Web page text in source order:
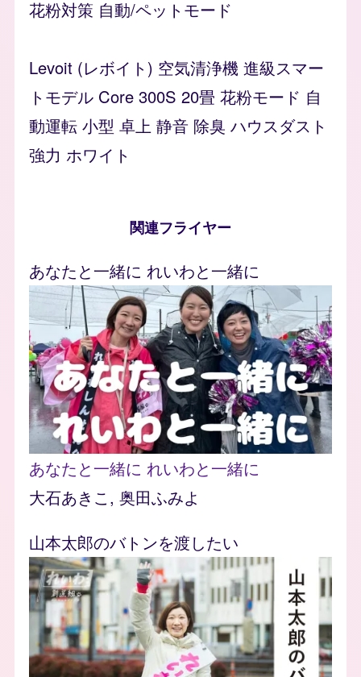
花粉対策 自動/ペットモード
Levoit (レボイト) 空気清浄機 進級スマー
トモデル Core 300S 20畳 花粉モード 自
動運転 小型 卓上 静音 除臭 ハウスダスト
強力 ホワイト
関連フライヤー
あなたと一緒に れいわと一緒に
Image
あなたと一緒に れいわと一緒に
大石あきこ, 奥田ふみよ
山本太郎のバトンを渡したい
Image